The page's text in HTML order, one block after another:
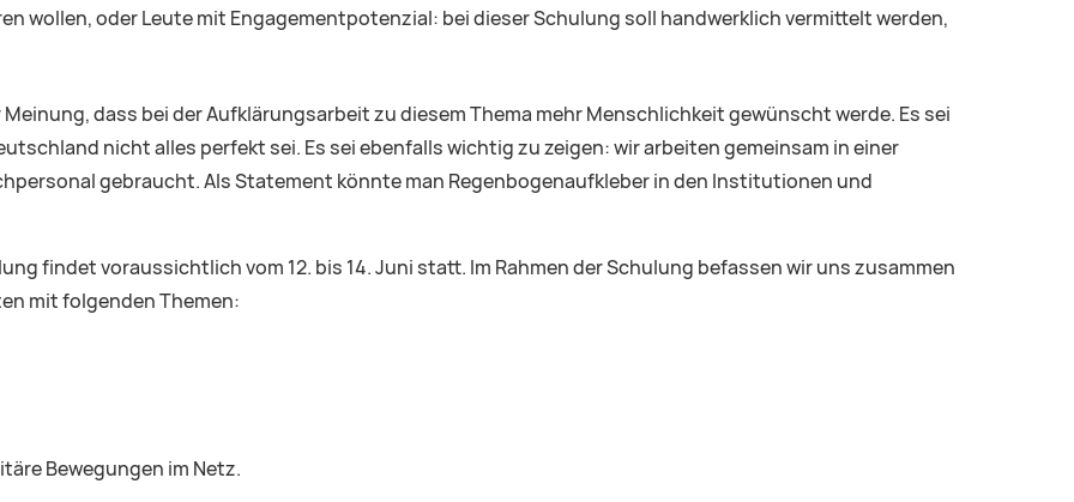
wollen, oder Leute mit Engagementpotenzial: bei dieser Schulung soll handwerklich vermittelt werden,
Meinung, dass bei der Aufklärungsarbeit zu diesem Thema mehr Menschlichkeit gewünscht werde. Es sei
nicht alles perfekt sei. Es sei ebenfalls wichtig zu zeigen: wir arbeiten gemeinsam in einer
gebraucht. Als Statement könnte man Regenbogenaufkleber in den Institutionen und
findet voraussichtlich vom 12. bis 14. Juni statt. Im Rahmen der Schulung befassen wir uns zusammen
mit folgenden Themen:
Bewegungen im Netz.